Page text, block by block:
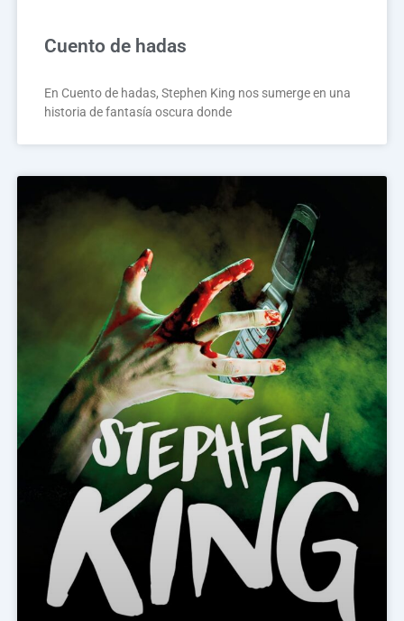
Cuento de hadas
En Cuento de hadas, Stephen King nos sumerge en una
historia de fantasía oscura donde